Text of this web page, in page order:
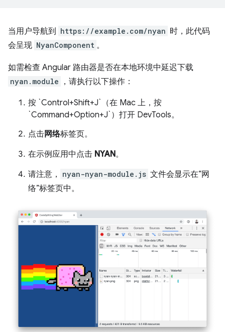
当用户导航到 https://example.com/nyan 时，此代码
会呈现 NyanComponent 。
如需检查 Angular 路由器是否在本地环境中延迟下载
nyan.module ，请执行以下操作：
按 `Control+Shift+J`（在 Mac 上，按
`Command+Option+J`）打开 DevTools。
点击网络标签页。
在示例应用中点击 NYAN。
请注意，
nyan-nyan-module.js 文件会显示在“网
络”标签页中。